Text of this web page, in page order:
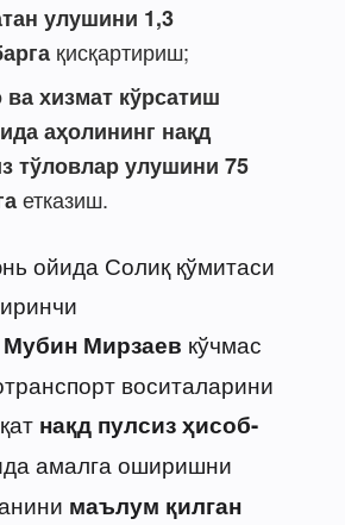
улушини 1,3
қисқартириш;
ва хизмат кўрсатиш
аҳолининг нақд
тўловлар улушини 75
етказиш.
ойида Солиқ қўмитаси
Мубин Мирзаев кўчмас
воситаларини
нақд пулсиз ҳисоб-
амалга оширишни
маълум қилган